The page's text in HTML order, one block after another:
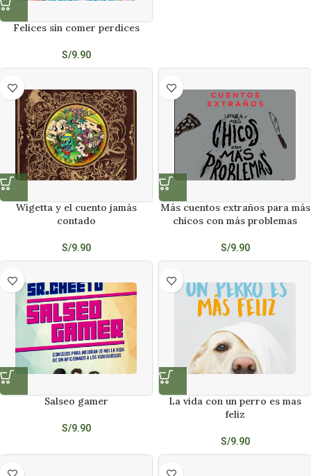
Felices sin comer perdices
S/9.90
Wigetta y el cuento jamás
contado
S/9.90
Más cuentos extraños para más
chicos con más problemas
S/9.90
Salseo gamer
S/9.90
La vida con un perro es mas
feliz
S/9.90